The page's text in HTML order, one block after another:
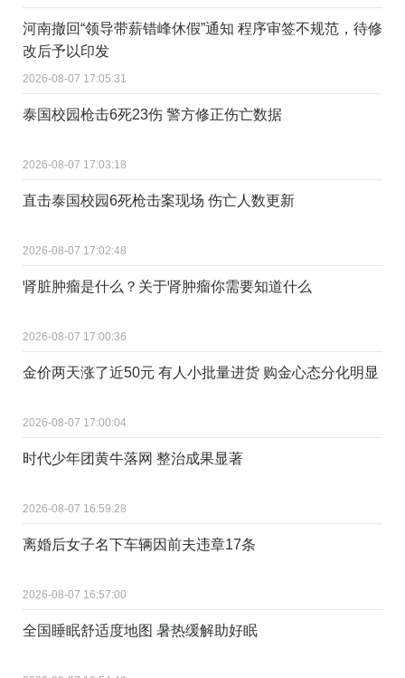
河南撤回“领导带薪错峰休假”通知 程序审签不规范，待修
改后予以印发
2026-08-07 17:05:31
泰国校园枪击6死23伤 警方修正伤亡数据
2026-08-07 17:03:18
直击泰国校园6死枪击案现场 伤亡人数更新
2026-08-07 17:02:48
肾脏肿瘤是什么？关于肾肿瘤你需要知道什么
2026-08-07 17:00:36
金价两天涨了近50元 有人小批量进货 购金心态分化明显
2026-08-07 17:00:04
时代少年团黄牛落网 整治成果显著
2026-08-07 16:59:28
离婚后女子名下车辆因前夫违章17条
2026-08-07 16:57:00
全国睡眠舒适度地图 暑热缓解助好眠